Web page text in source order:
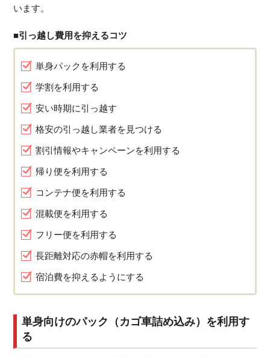
います。
■引っ越し費用を抑えるコツ
単身パックを利用する
学割を利用する
安い時期に引っ越す
格安の引っ越し業者を見つける
割引情報やキャンペーンを利用する
帰り便を利用する
コンテナ便を利用する
混載便を利用する
フリー便を利用する
長距離対応の赤帽を利用する
宿泊費を抑えるようにする
単身向けのパック（カゴ車詰め込み）を利用す
る